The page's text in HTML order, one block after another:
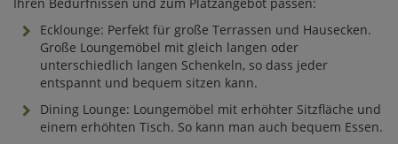
Ecklounge: Perfekt für große Terrassen und Hausecken.
Große Loungemöbel mit gleich langen oder
unterschiedlich langen Schenkeln, so dass jeder
entspannt und bequem sitzen kann.
Dining Lounge: Loungemöbel mit erhöhter Sitzfläche und
einem erhöhten Tisch. So kann man auch bequem Essen.